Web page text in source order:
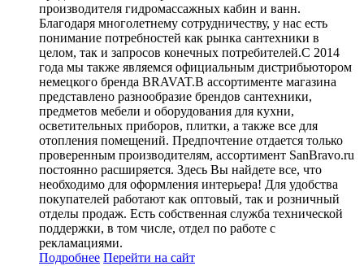
производителя гидромассажных кабин и ванн.
Благодаря многолетнему сотрудничеству, у нас есть
понимание потребностей как рынка сантехники в
целом, так и запросов конечных потребителей.С 2014
года мы также являемся официальным дистрибьютором
немецкого бренда BRAVAT.В ассортименте магазина
представлено разнообразие брендов сантехники,
предметов мебели и оборудования для кухни,
осветительных приборов, плитки, а также все для
отопления помещений. Предпочтение отдается только
проверенным производителям, ассортимент SanBravo.ru
постоянно расширяется. Здесь Вы найдете все, что
необходимо для оформления интерьера! Для удобства
покупателей работают как оптовый, так и розничный
отделы продаж. Есть собственная служба технической
поддержки, в том числе, отдел по работе с
рекламациями.
Подробнее Перейти на сайт